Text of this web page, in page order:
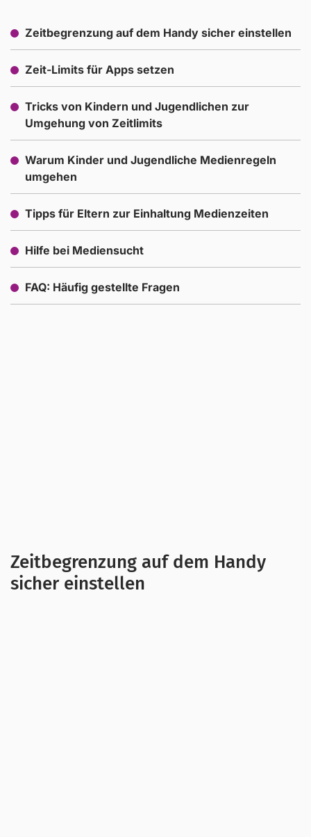
[lechatnoir] via GettyImages
Zeitbegrenzung auf dem Handy sicher einstellen
Zeit-Limits für Apps setzen
Tricks von Kindern und Jugendlichen zur
Umgehung von Zeitlimits
Warum Kinder und Jugendliche Medienregeln
umgehen
Tipps für Eltern zur Einhaltung Medienzeiten
Hilfe bei Mediensucht
FAQ: Häufig gestellte Fragen
Zeitbegrenzung auf dem Handy
sicher einstellen